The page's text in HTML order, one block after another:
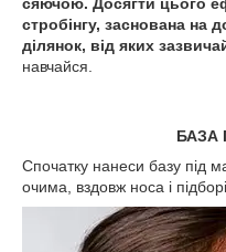
стробінгу, заснована на
ділянок, від яких
навчайся.
БАЗА
Спочатку нанеси базу під
очима, вздовж носа і